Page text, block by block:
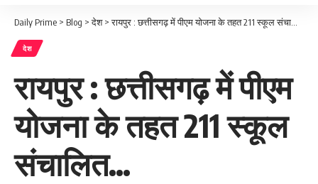
Daily Prime > Blog >देश>रायपुर : छत्तीसगढ़ में पीएम योजना के तहत 211 स्कूल संचालित…
देश
रायपुर : छत्तीसगढ़ में पीएम
योजना के तहत 211 स्कूल
संचालित…